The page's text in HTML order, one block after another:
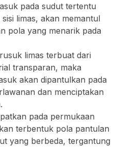
pada sudut tertentu
limas, akan memantul
pola yang menarik pada
limas terbuat dari
transparan, maka
akan dipantulkan pada
dan menciptakan
pada permukaan
terbentuk pola pantulan
yang berbeda, tergantung